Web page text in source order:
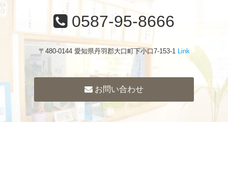
0587-95-8666
〒480-0144 愛知県丹羽郡大口町下小口7-153-1 Link
お問い合わせ